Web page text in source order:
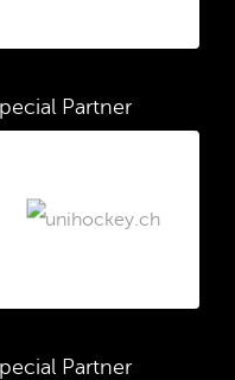
Partner
Partner